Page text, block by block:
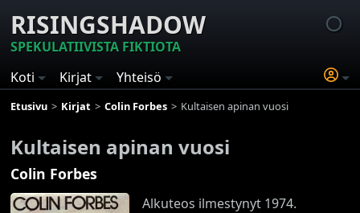
RISINGSHADOW
SPEKULATIIVISTA FIKTIOTA
Koti
Kirjat Yhteisö
Etusivu Kirjat Colin Forbes Kultaisen apinan vuosi
Kultaisen apinan vuosi
Colin Forbes
Alkuteos ilmestynyt 1974.